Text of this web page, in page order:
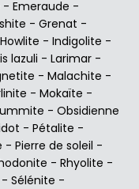
- Emeraude -
- Grenat -
Howlite - Indigolite -
lazuli - Larimar -
- Malachite -
- Mokaïte -
- Obsidienne
- Pétalite -
- Pierre de soleil -
- Rhyolite -
- Sélénite -